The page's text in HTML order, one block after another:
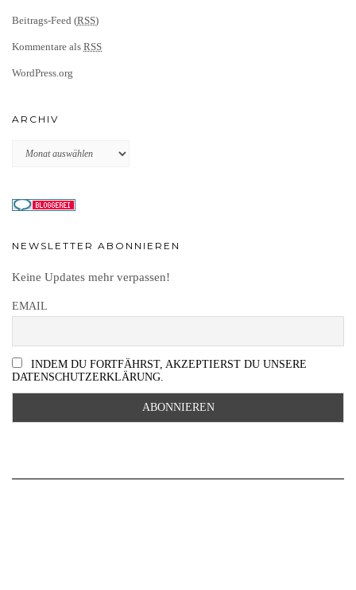
Beitrags-Feed (RSS)
Kommentare als RSS
WordPress.org
ARCHIV
Archiv
NEWSLETTER ABONNIEREN
Keine Updates mehr verpassen!
EMAIL
INDEM DU FORTFÄHRST, AKZEPTIERST DU UNSERE
DATENSCHUTZERKLÄRUNG.